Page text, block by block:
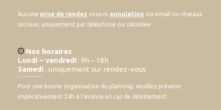
Aucune prise de rendez vous ni annulation via email ou réseaux
sociaux, uniquement par téléphone ou salonkee
Nos horaires
Lundi – vendredi : 9h – 18h
Samedi : uniquement sur rendez-vous
Pour une bonne organisation du planning, veuillez prévenir
impérativement 24h à l’avance en cas de désistement.